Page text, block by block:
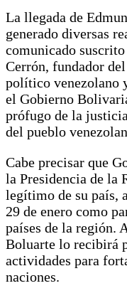
La llegada de
generado diversas
comunicado
Cerrón, fundador
político venezolano
el Gobierno
prófugo de la
del pueblo
Cabe precisar que
la Presidencia de la
legítimo de su país,
29 de enero como
países de la región.
Boluarte lo recibirá
actividades para
naciones.